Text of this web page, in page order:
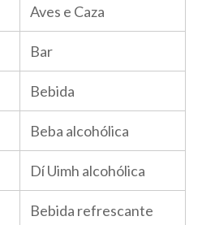
Aves e Caza
Bar
Bebida
Beba alcohólica
Dí Uimh alcohólica
Bebida refrescante